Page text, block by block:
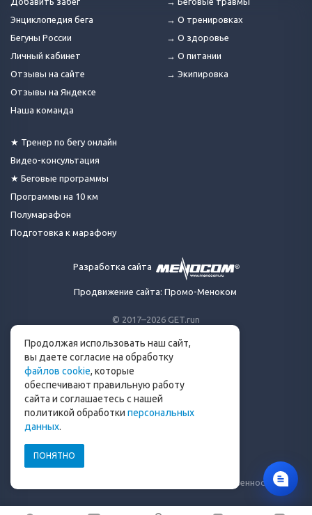
© 2017–2026 GET.run
Сделано с ❤ бегунами
для бегунов
Телеграм-канал Get.run
Беговой чат в Телеграм
info@get.run
Уведомление о рисках и ограничение ответственности
Энциклопедия бега
Бегуны России
Личный кабинет
Отзывы на сайте
Отзывы на Яндексе
Наша команда
★ Тренер по бегу онлайн
Видео-консультация
★ Беговые программы
Программы на 10 км
Полумарафон
Подготовка к марафону
→ О тренировках
→ О здоровье
→ О питании
→ Экипировка
Разработка сайта
Продвижение сайта: Промо-Меноком
Продолжая использовать наш сайт,
вы даете согласие на обработку
файлов cookie, которые
обеспечивают правильную работу
сайта и соглашаетесь с нашей
политикой обработки персональных
данных.
ПОНЯТНО